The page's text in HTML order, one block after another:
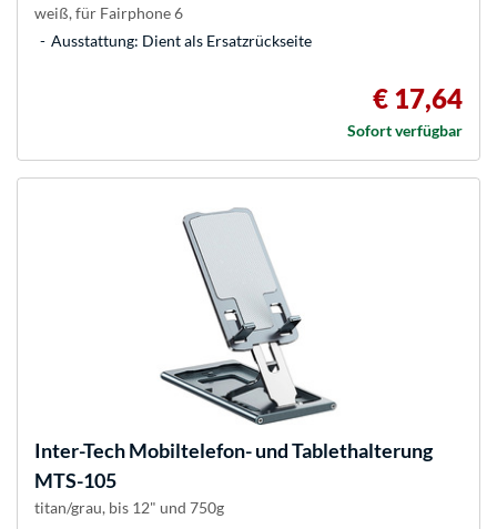
weiß, für Fairphone 6
Ausstattung: Dient als Ersatzrückseite
€ 17,64
Sofort verfügbar
Inter-TechMobiltelefon- und Tablethalterung
MTS-105
titan/grau, bis 12" und 750g